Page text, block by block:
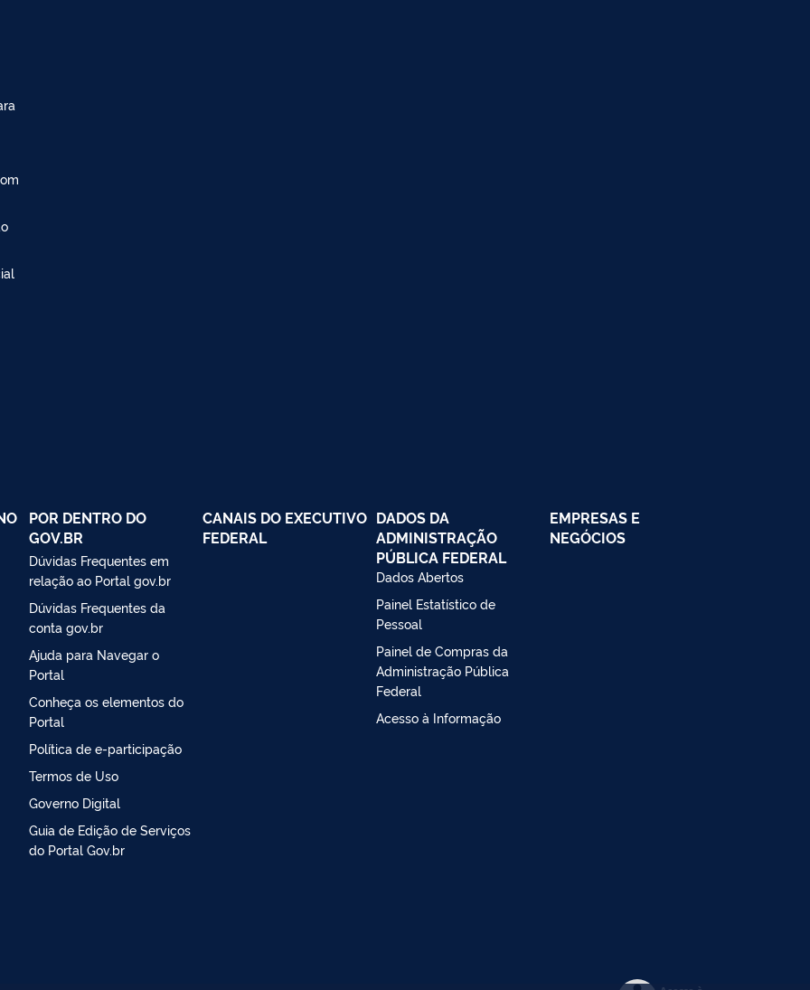
POR DENTRO DO
GOV.BR
Dúvidas Frequentes em
relação ao Portal gov.br
Dúvidas Frequentes da
conta gov.br
Ajuda para Navegar o
Portal
Conheça os elementos do
Portal
Política de e-participação
Termos de Uso
Governo Digital
Guia de Edição de Serviços
do Portal Gov.br
CANAIS DO EXECUTIVO
FEDERAL
DADOS DA
ADMINISTRAÇÃO
PÚBLICA FEDERAL
Dados Abertos
Painel Estatístico de
Pessoal
Painel de Compras da
Administração Pública
Federal
Acesso à Informação
EMPRESAS E
NEGÓCIOS